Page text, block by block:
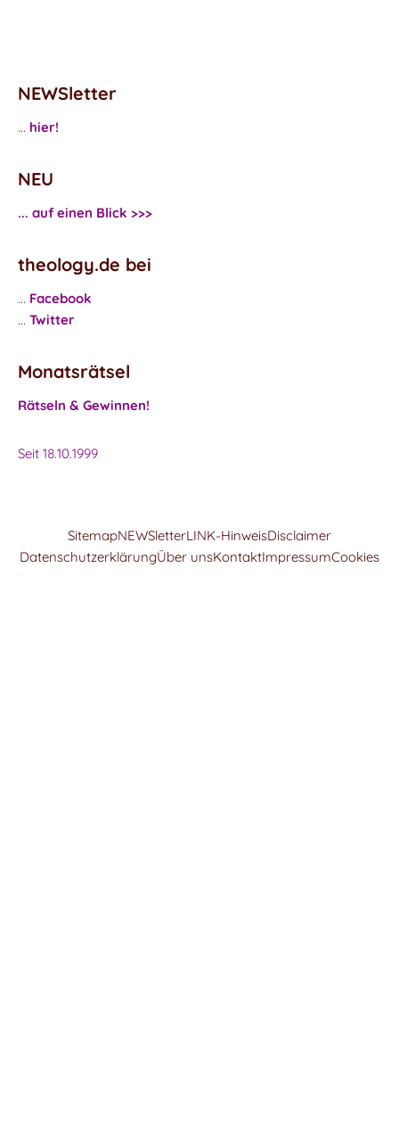
NEWSletter
... hier!
NEU
... auf einen Blick >>>
theology.de bei
... Facebook
... Twitter
Monatsrätsel
Rätseln & Gewinnen!
Seit 18.10.1999
SitemapNEWSletterLINK-HinweisDisclaimer
DatenschutzerklärungÜber unsKontaktImpressumCookies